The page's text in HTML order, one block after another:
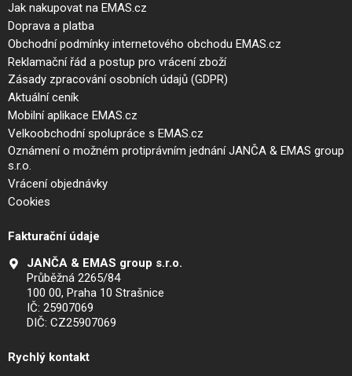
Jak nakupovat na EMAS.cz
Doprava a platba
Obchodní podmínky internetového obchodu EMAS.cz
Reklamační řád a postup pro vrácení zboží
Zásady zpracování osobních údajů (GDPR)
Aktuální ceník
Mobilní aplikace EMAS.cz
Velkoobchodní spolupráce s EMAS.cz
Oznámení o možném protiprávním jednání JANČA & EMAS group
s.r.o.
Vrácení objednávky
Cookies
Fakturační údaje
JANČA & EMAS group s.r.o.
Průběžná 2265/84
100 00, Praha 10 Strašnice
IČ: 25907069
DIČ: CZ25907069
Rychlý kontakt